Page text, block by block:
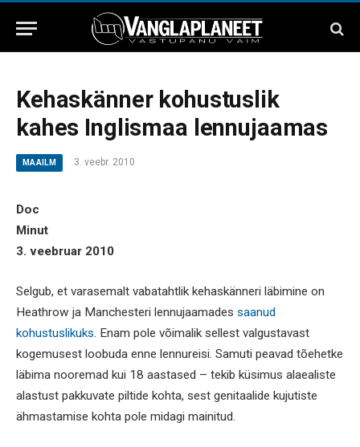
Kehaskänner kohustuslik
kahes Inglismaa lennujaamas
MAAILM 3. veebr. 2010
Doc
Minut
3. veebruar 2010
Selgub, et varasemalt vabatahtlik kehaskänneri läbimine on
Heathrow ja Manchesteri lennujaamades saanud
kohustuslikuks. Enam pole võimalik sellest valgustavast
kogemusest loobuda enne lennureisi. Samuti peavad tõehetke
läbima nooremad kui 18 aastased – tekib küsimus alaealiste
alastust pakkuvate piltide kohta, sest genitaalide kujutiste
ähmastamise kohta pole midagi mainitud.